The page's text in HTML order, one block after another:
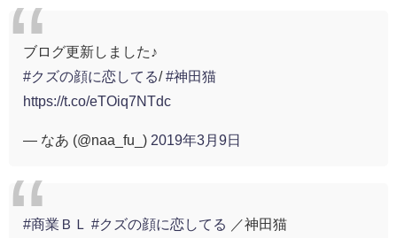
ブログ更新しました♪
#クズの顔に恋してる/#神田猫
https://t.co/eTOiq7NTdc
— なあ (@naa_fu_) 2019年3月9日
#商業ＢＬ #クズの顔に恋してる ／神田猫